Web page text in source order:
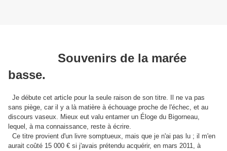
Souvenirs de la marée
basse.
Je débute cet article pour la seule raison de son titre. Il ne va pas
sans piège, car il y a là matière à échouage proche de l'échec, et au
discours vaseux. Mieux eut valu entamer un Éloge du Bigorneau,
lequel, à ma connaissance, reste à écrire.
Ce titre provient d'un livre somptueux, mais que je n'ai pas lu ; il m'en
aurait coûté 15 000 € si j'avais prétendu acquérir, en mars 2011, à